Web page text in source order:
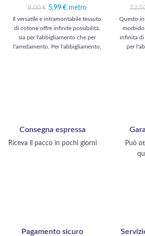
8,00€
Il prezzo originale
era: 8,00 €.
5,99 €
Il prezzo
attuale è:
5,99 €.
metro
Il versatile e intramontabile tessuto
di cotone offre infinite possibilità,
sia per l'abbigliamento che per
l'arredamento. Per l'abbigliamento,
Questo
morbido
infinita di
per
Consegna espressa
Riceva il pacco in pochi giorni
Può
Pagamento sicuro